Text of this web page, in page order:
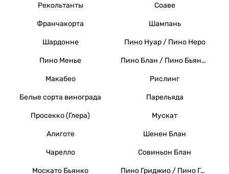
Рекольтанты Соаве
Франчакорта Шампань
Шардонне Пино Нуар / Пино Неро
Пино Менье Пино Блан / Пино Бьянко / Вайссер Бургундер
Макабео Рислинг
Белые сорта винограда Парельяда
Просекко (Глера) Мускат
Алиготе Шенен Блан
Чарелло Совиньон Блан
Москато Бьянко Пино Гриджио / Пино Гри